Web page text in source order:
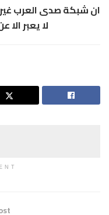
ان شبكة صدى العرب
لا يعبر